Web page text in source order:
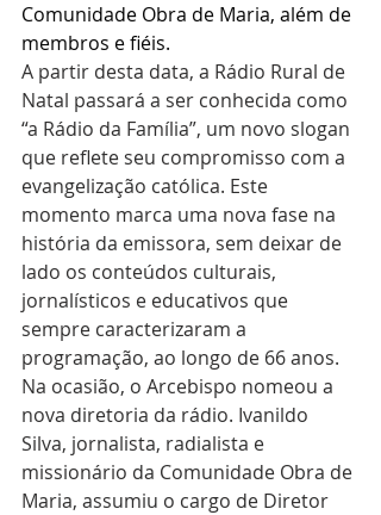
Comunidade Obra de Maria, além de
membros e fiéis.
A partir desta data, a Rádio Rural de
Natal passará a ser conhecida como
“a Rádio da Família”, um novo slogan
que reflete seu compromisso com a
evangelização católica. Este
momento marca uma nova fase na
história da emissora, sem deixar de
lado os conteúdos culturais,
jornalísticos e educativos que
sempre caracterizaram a
programação, ao longo de 66 anos.
Na ocasião, o Arcebispo nomeou a
nova diretoria da rádio. Ivanildo
Silva, jornalista, radialista e
missionário da Comunidade Obra de
Maria, assumiu o cargo de Diretor